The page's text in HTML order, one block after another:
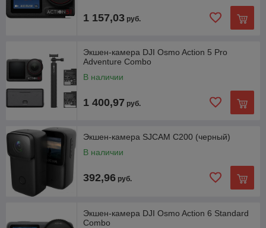
1 157,03 руб.
Экшен-камера DJI Osmo Action 5 Pro
Adventure Combo
В наличии
1 400,97 руб.
Экшен-камера SJCAM C200 (черный)
В наличии
392,96 руб.
Экшен-камера DJI Osmo Action 6 Standard
Combo